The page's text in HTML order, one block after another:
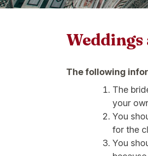
The following
The
your
You
for the
You